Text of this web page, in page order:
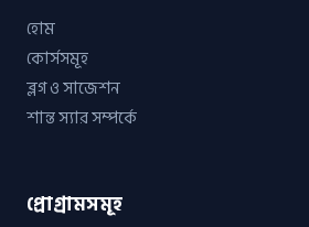
হোম
কোর্সসমূহ
ব্লগ ও সাজেশন
শান্ত স্যার সম্পর্কে
প্রোগ্রামসমূহ